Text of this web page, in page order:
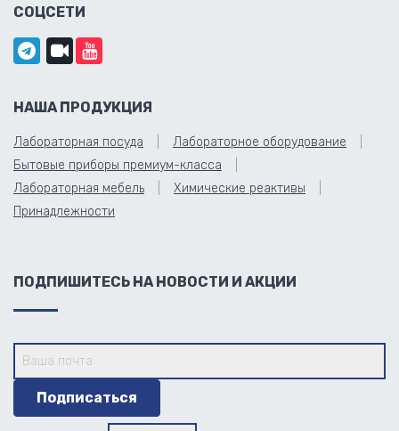
СОЦСЕТИ
НАША ПРОДУКЦИЯ
Лабораторная посуда
Лабораторное оборудование
Бытовые приборы премиум-класса
Лабораторная мебель
Химические реактивы
Принадлежности
ПОДПИШИТЕСЬ НА НОВОСТИ И АКЦИИ